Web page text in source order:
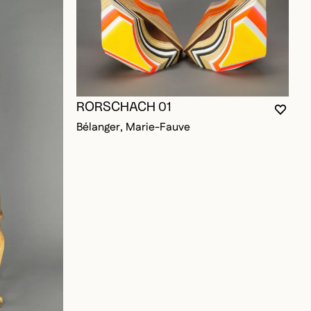
AJOUTER AUX FAVORIS
RORSCHACH 01
Bélanger, Marie-Fauve